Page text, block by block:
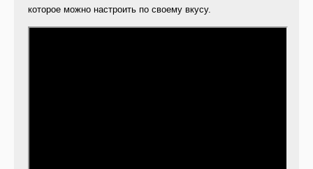
которое можно настроить по своему вкусу.